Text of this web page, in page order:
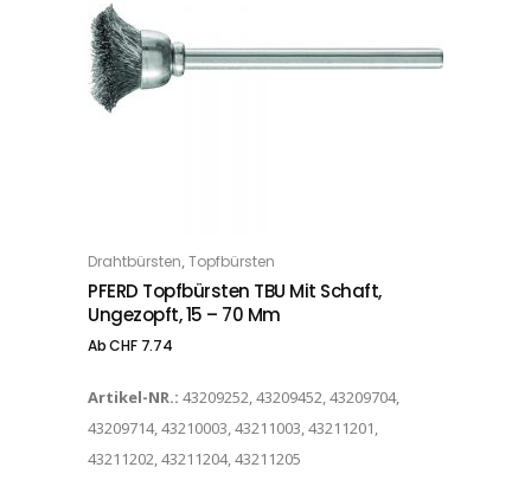
OPTIONS
Drahtbürsten,Topfbürsten
PFERD Topfbürsten TBU Mit Schaft,
Ungezopft, 15 – 70 Mm
AbCHF7.74
Artikel-NR.: 43209252, 43209452, 43209704,
43209714, 43210003, 43211003, 43211201,
43211202, 43211204, 43211205